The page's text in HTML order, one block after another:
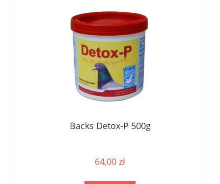
Backs Detox-P 500g
64,00 zł